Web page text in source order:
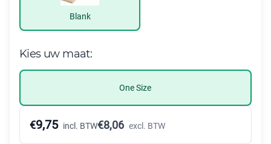
Blank
Kies uw maat:
One Size
€9,75 incl. BTW€8,06 excl. BTW